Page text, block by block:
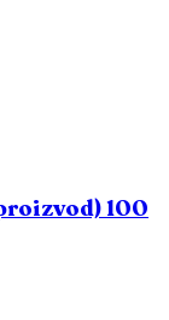
100